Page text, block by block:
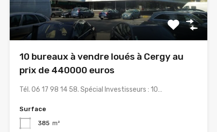
10 bureaux à vendre loués à Cergy au
prix de 440000 euros
Tél. 06 17 98 14 58. Spécial Investisseurs : 10…
Surface
385 m²